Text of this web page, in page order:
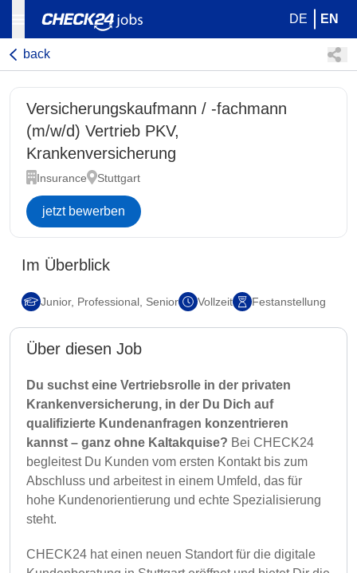
DE EN
back
Versicherungskaufmann / -fachmann
(m/w/d) Vertrieb PKV,
Krankenversicherung
Insurance Stuttgart
jetzt bewerben
Im Überblick
Junior, Professional, Senior Vollzeit Festanstellung
Über diesen Job
Du suchst eine Vertriebsrolle in der privaten
Krankenversicherung, in der Du Dich auf
qualifizierte Kundenanfragen konzentrieren
kannst – ganz ohne Kaltakquise? Bei CHECK24
begleitest Du Kunden vom ersten Kontakt bis zum
Abschluss und arbeitest in einem Umfeld, das für
hohe Kundenorientierung und echte Spezialisierung
steht.
CHECK24 hat einen neuen Standort für die digitale